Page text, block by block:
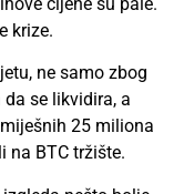
krize.
ne samo zbog
se likvidira, a
25 miliona
na BTC tržište.